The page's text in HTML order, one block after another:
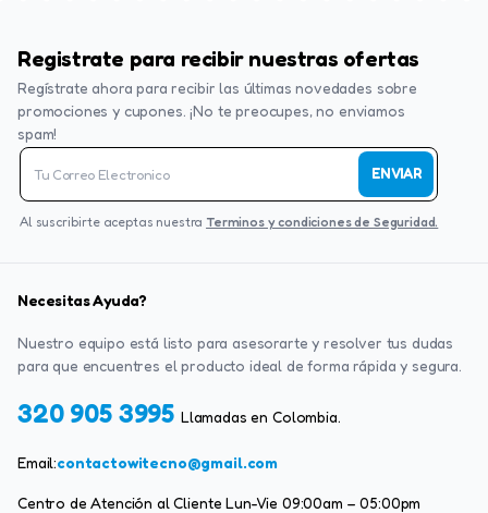
Registrate para recibir nuestras ofertas
Regístrate ahora para recibir las últimas novedades sobre
promociones y cupones. ¡No te preocupes, no enviamos
spam!
ENVIAR
Al suscribirte aceptas nuestra Terminos y condiciones de Seguridad.
Necesitas Ayuda?
Nuestro equipo está listo para asesorarte y resolver tus dudas
para que encuentres el producto ideal de forma rápida y segura.
320 905 3995 Llamadas en Colombia.
Email:contactowitecno@gmail.com
Centro de Atención al Cliente Lun-Vie 09:00am – 05:00pm